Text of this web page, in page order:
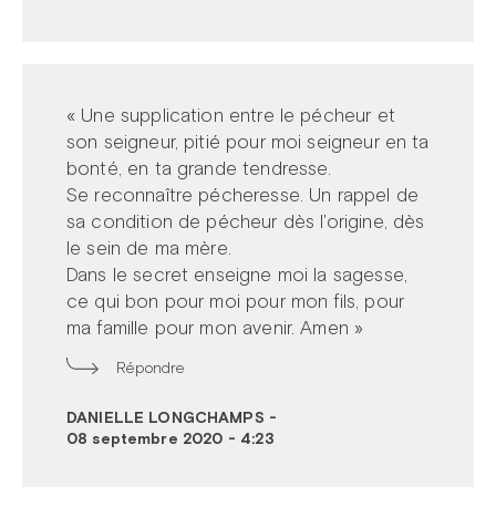
« Une supplication entre le pécheur et
son seigneur, pitié pour moi seigneur en ta
bonté, en ta grande tendresse.
Se reconnaître pécheresse. Un rappel de
sa condition de pécheur dès l'origine, dès
le sein de ma mère.
Dans le secret enseigne moi la sagesse,
ce qui bon pour moi pour mon fils, pour
ma famille pour mon avenir. Amen »
Répondre
DANIELLE LONGCHAMPS -
08 septembre 2020 - 4:23